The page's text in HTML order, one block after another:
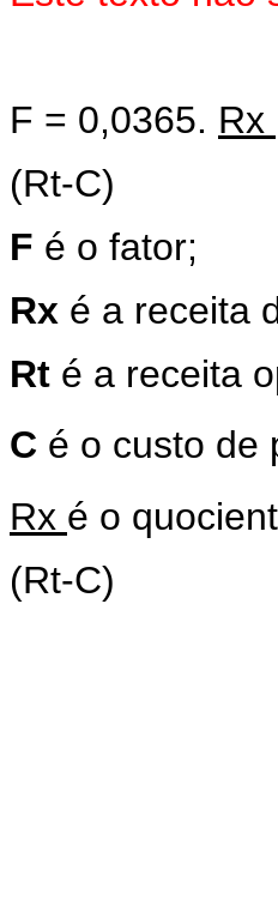
F = 0,0365. Rx
(Rt-C)
F é o fator;
Rx é a receita
Rt é a receita
C é o custo de
Rx é o
(Rt-C)